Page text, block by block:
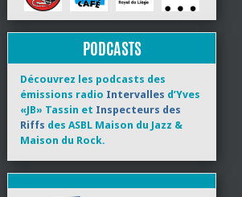
PODCASTS
Découvrez les podcasts des
émissions radio Intervalles d’Yves
«JB» Tassin et Inspecteurs des
Riffs des ASBL Maison du Jazz &
Maison du Rock.